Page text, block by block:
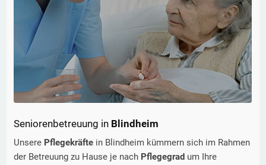
Seniorenbetreuung in Blindheim
Unsere Pflegekräfte in Blindheim kümmern sich im Rahmen
der Betreuung zu Hause je nach Pflegegrad um Ihre